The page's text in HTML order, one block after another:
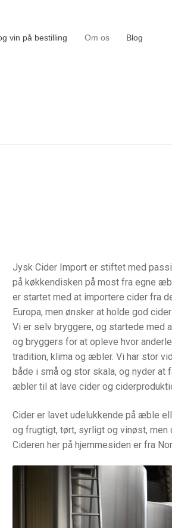
vin på bestilling Om os Blog
Jysk Cider Import er stiftet med
på køkkendisken på most fra egne
er startet med at importere cider fra
Europa, men ønsker at holde god
Vi er selv bryggere, og startede med
og bryggers for at opleve hvor
tradition, klima og æbler. Vi har stor
både i små og stor skala, og nyder
æbler til at lave cider og
Cider er lavet udelukkende på æble
og frugtigt, tørt, syrligt og vinøst,
Cideren her på hjemmesiden er fra